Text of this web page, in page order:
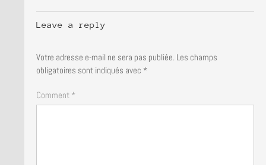
Leave a reply
Votre adresse e-mail ne sera pas publiée. Les champs
obligatoires sont indiqués avec *
Comment *